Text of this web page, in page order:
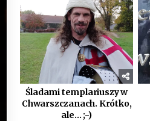
Śladami templariuszy w
Chwarszczanach. Krótko,
ale… ;-)